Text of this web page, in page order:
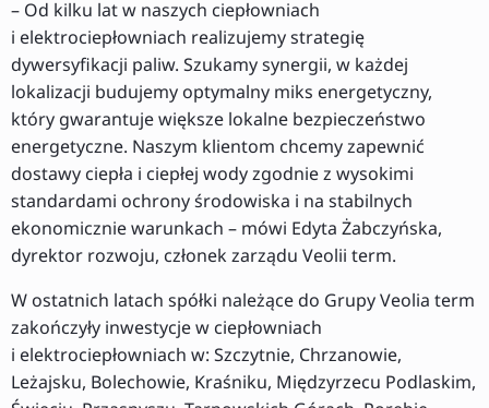
– Od kilku lat w naszych ciepłowniach
i elektrociepłowniach realizujemy strategię
dywersyfikacji paliw. Szukamy synergii, w każdej
lokalizacji budujemy optymalny miks energetyczny,
który gwarantuje większe lokalne bezpieczeństwo
energetyczne. Naszym klientom chcemy zapewnić
dostawy ciepła i ciepłej wody zgodnie z wysokimi
standardami ochrony środowiska i na stabilnych
ekonomicznie warunkach – mówi Edyta Żabczyńska,
dyrektor rozwoju, członek zarządu Veolii term.
W ostatnich latach spółki należące do Grupy Veolia term
zakończyły inwestycje w ciepłowniach
i elektrociepłowniach w: Szczytnie, Chrzanowie,
Leżajsku, Bolechowie, Kraśniku, Międzyrzecu Podlaskim,